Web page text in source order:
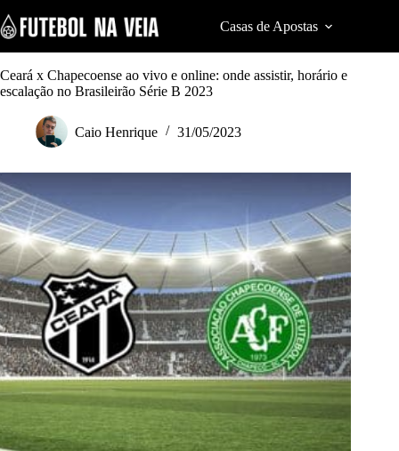
k
i
p
t
o
n
t
Casas de Apostas
Ceará x Chapecoense ao vivo e online: onde assistir, horário e
escalação no Brasileirão Série B 2023
Caio Henrique 31/05/2023